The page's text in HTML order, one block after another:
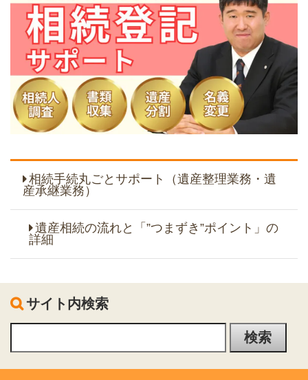
相続手続丸ごとサポート（遺産整理業務・遺
産承継業務）
遺産相続の流れと「”つまずき”ポイント」の
詳細
サイト内検索